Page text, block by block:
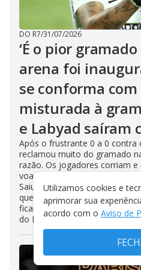
DO R7/31/07/2026
‘É o pior
arena foi
se conforma com
misturada à
e Labyad saíram
Após o frustrante 0 a 0 contra
reclamou muito do gramado
razão. Os jogadores corriam e
voando. Yuri Alberto sentiu
Saiu do jogo chorando muito.
que pode tirá-lo meses do
ficar de fora contra o
do Brasil
Utilizamos cookies e
aprimorar sua
acordo com o Aviso de